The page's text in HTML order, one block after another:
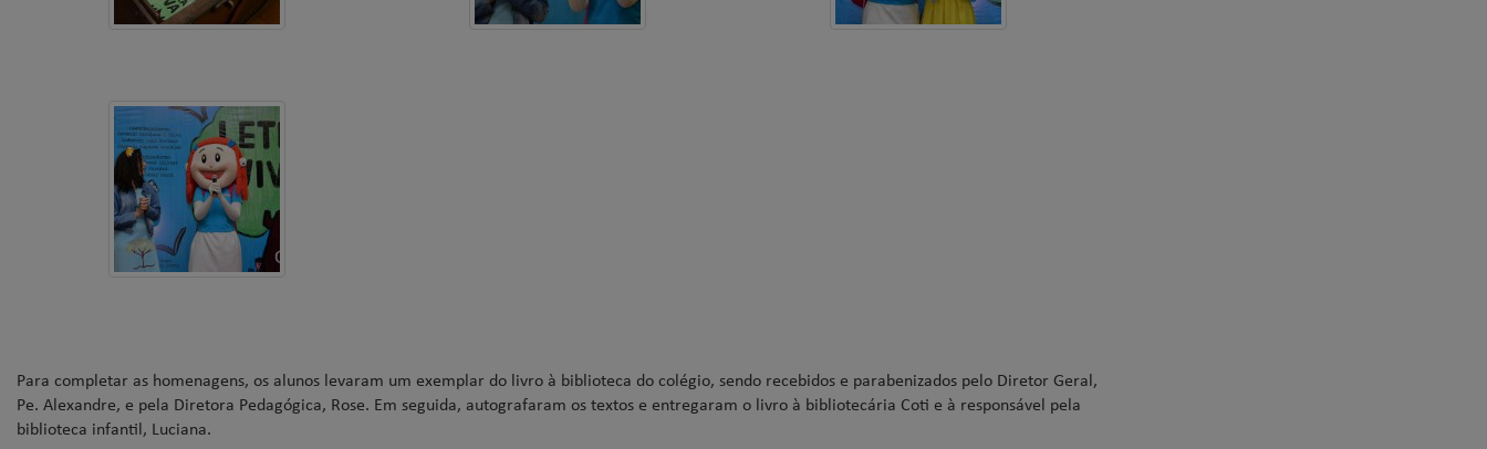
Para completar as homenagens, os alunos levaram um exemplar do livro à biblioteca do colégio, sendo recebidos e parabenizados pelo Diretor Geral,
Pe. Alexandre, e pela Diretora Pedagógica, Rose. Em seguida, autografaram os textos e entregaram o livro à bibliotecária Coti e à responsável pela
biblioteca infantil, Luciana.